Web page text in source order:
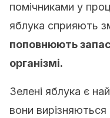
помічниками у
яблука сприяють
поповнюють
організмі.
Зелені яблука є
вони